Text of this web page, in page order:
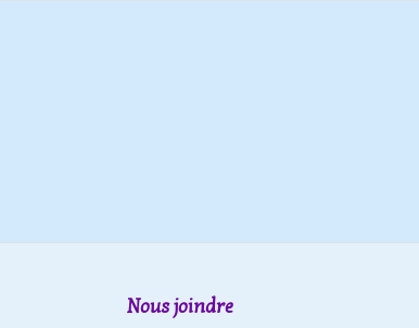
Nous joindre